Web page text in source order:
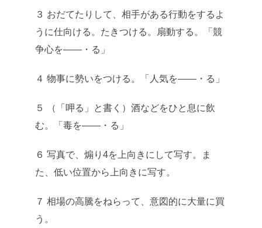
３ おだてたりして、相手がある行動をするよ
うに仕向ける。たきつける。扇動する。「競
争心を――・る」
４ 物事に勢いをつける。「人気を――・る」
５ （「呷る」と書く）酒などをひと息に飲
む。「毒を――・る」
６ 写真で、煽り4を上向きにして写す。ま
た、低い位置から上向きに写す。
７ 相場の高騰をねらって、意図的に大量に買
う。